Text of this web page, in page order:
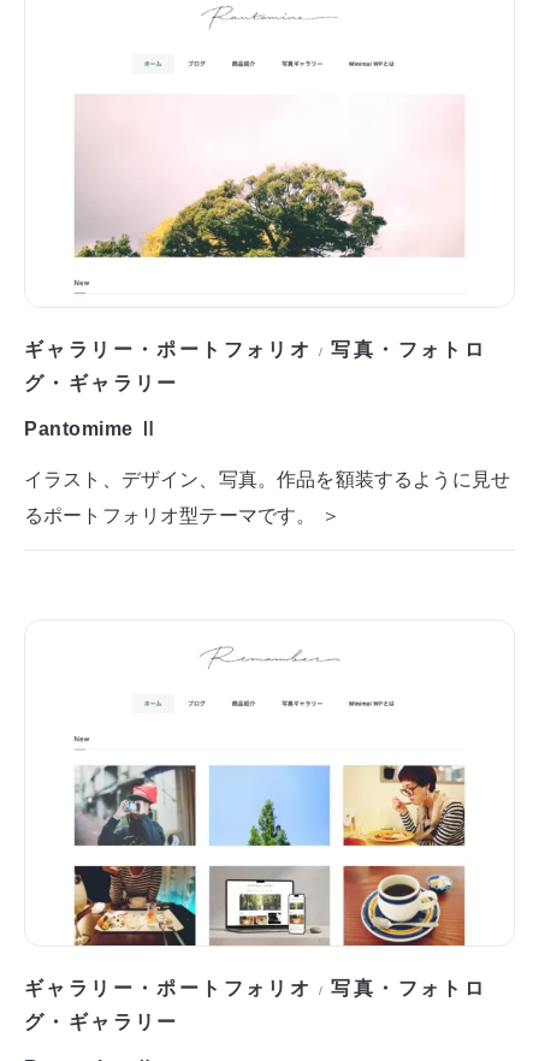
ギャラリー・ポートフォリオ /写真・フォトロ
グ・ギャラリー
Pantomime Ⅱ
イラスト、デザイン、写真。作品を額装するように見せ
るポートフォリオ型テーマです。 ＞
ギャラリー・ポートフォリオ /写真・フォトロ
グ・ギャラリー